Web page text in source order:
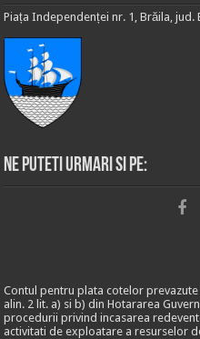
Piața Independenței nr. 1, Brăila,
Ne puteti urmari si pe:
Contul pentru plata cotelor
alin. 2 lit. a) si b) din Hotararea
procedurii privind incasarea
activitati de exploatare a resurselor